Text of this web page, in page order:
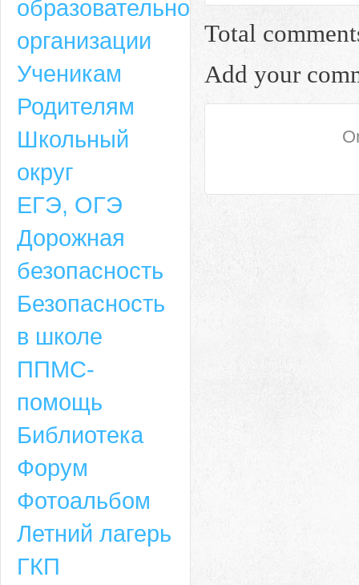
Адрес
6-49, электронный адрес: aja_70@mail.ru
Total
Add your
образовательной
организации
Ученикам
Родителям
Школьный
округ
ЕГЭ, ОГЭ
Дорожная
безопасность
Безопасность
в школе
ППМС-
помощь
Библиотека
Форум
Фотоальбом
Летний лагерь
ГКП